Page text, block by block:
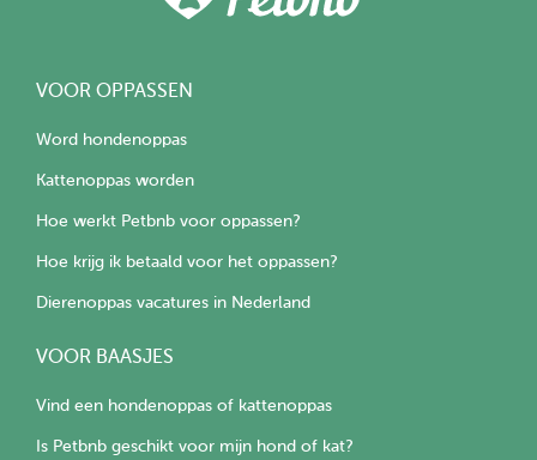
VOOR OPPASSEN
Word hondenoppas
Kattenoppas worden
Hoe werkt Petbnb voor oppassen?
Hoe krijg ik betaald voor het oppassen?
Dierenoppas vacatures in Nederland
VOOR BAASJES
Vind een hondenoppas of kattenoppas
Is Petbnb geschikt voor mijn hond of kat?